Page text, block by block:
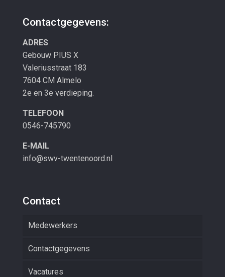
Contactgegevens:
ADRES
Gebouw PIUS X
Valeriusstraat 183
7604 CM Almelo
2e en 3e verdieping.
TELEFOON
0546-745790
E-MAIL
info@swv-twentenoord.nl
Contact
Medewerkers
Contactgegevens
Vacatures